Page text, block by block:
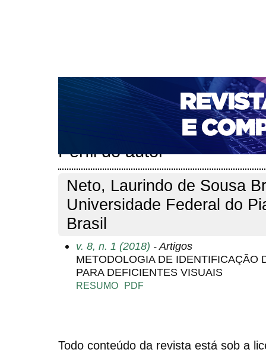
CAPA SOBRE ACESSO CADASTRO
NOTÍCIAS
PORTAL DE REVISTAS DA UNIFACS
PARA AVALIADORES
NOVA SUBMISSÃO
Perfil do autor
Neto, Laurindo de Sousa
Universidade Federal do
Brasil
v. 8, n. 1 (2018) - Artigos
METODOLOGIA DE IDENTIFICAÇÃO
PARA DEFICIENTES VISUAIS
RESUMO PDF
Todo conteúdo da revista está sob a